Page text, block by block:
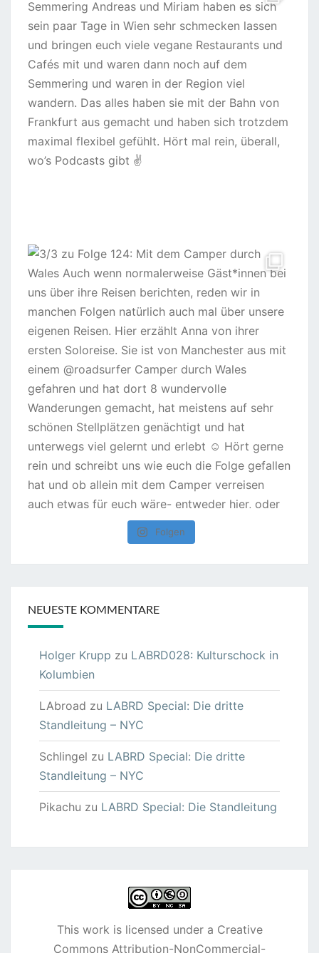
Folgen
NEUESTE KOMMENTARE
Holger Krupp zu LABRD028: Kulturschock in
Kolumbien
LAbroad zu LABRD Special: Die dritte
Standleitung – NYC
Schlingel zu LABRD Special: Die dritte
Standleitung – NYC
Pikachu zu LABRD Special: Die Standleitung
This work is licensed under a Creative
Commons Attribution-NonCommercial-